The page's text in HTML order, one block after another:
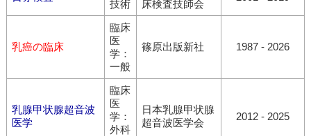
技術
床検査技師会
乳癌の臨床
臨床
医
学：
一般
篠原出版新社 1987 - 2026
乳腺甲状腺超音波
医学
臨床
医
学：
外科
日本乳腺甲状腺
超音波医学会
2012 - 2025